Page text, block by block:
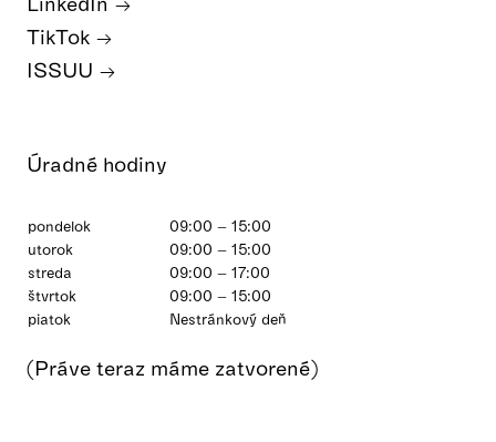
Úradné hodiny
pondelok
09:00 – 15:00
utorok
09:00 – 15:00
streda
09:00 – 17:00
štvrtok
09:00 – 15:00
piatok
Nestránkový deň
(Práve teraz máme zatvorené)
TikTok
ISSUU